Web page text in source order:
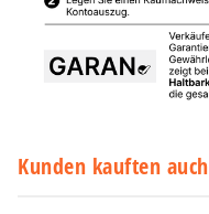
Kunden kauften auch